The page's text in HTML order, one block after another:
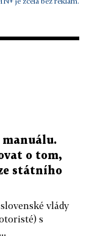
manuálu.
o tom,
státního
vlády
s